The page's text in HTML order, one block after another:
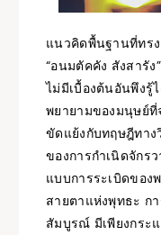
แนวคิดพื้นฐานที่ทร
“อนมตัคคัง สังสารั
ไม่มีเบื้องต้นอันพึงรู้
พยายามของมนุษย์ที่
ขัดแย้งกับทฤษฎีทาง
ของการกำเนิดจักร
แบบการระเบิดขอ
สายตาแห่งพุทธะ ก
สัมบูรณ์ มีเพียงกระ